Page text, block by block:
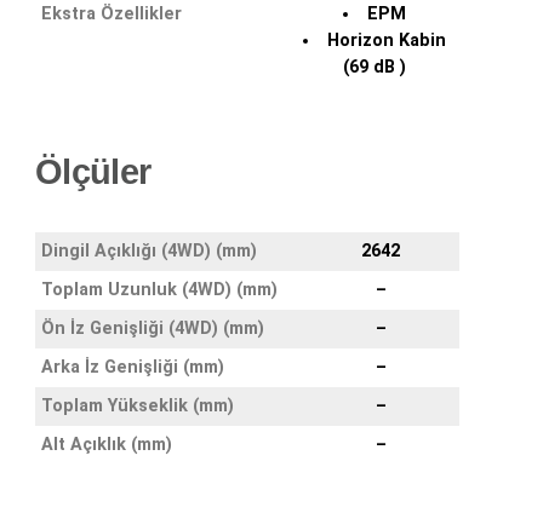
Ekstra Özellikler
EPM
Horizon Kabin
(69 dB )
Ölçüler
Dingil Açıklığı (4WD) (mm)
2642
Toplam Uzunluk (4WD) (mm)
–
Ön İz Genişliği (4WD) (mm)
–
Arka İz Genişliği (mm)
–
Toplam Yükseklik (mm)
–
Alt Açıklık (mm)
–